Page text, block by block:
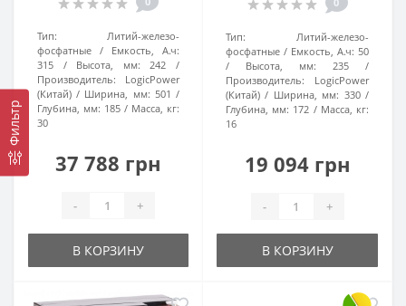
Фильтр
Тип:
Литий-железо-
фосфатные
Емкость, А.ч:
315
Высота, мм:
242
Производитель:
LogicPower
(Китай)
Ширина, мм: 501
Глубина, мм: 185
Масса, кг:
30
37 788 грн
- +
В КОРЗИНУ
Тип:
Литий-железо-
фосфатные
Емкость, А.ч: 50
Высота, мм:
235
Производитель:
LogicPower
(Китай)
Ширина, мм: 330
Глубина, мм: 172
Масса, кг:
16
19 094 грн
- +
В КОРЗИНУ